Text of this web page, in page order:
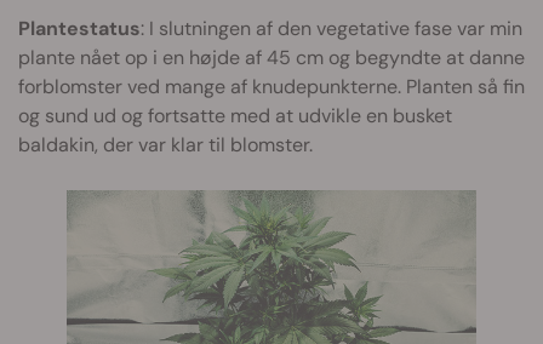
Plantestatus: I slutningen af den vegetative fase var min
plante nået op i en højde af 45 cm og begyndte at danne
forblomster ved mange af knudepunkterne. Planten så fin
og sund ud og fortsatte med at udvikle en busket
baldakin, der var klar til blomster.